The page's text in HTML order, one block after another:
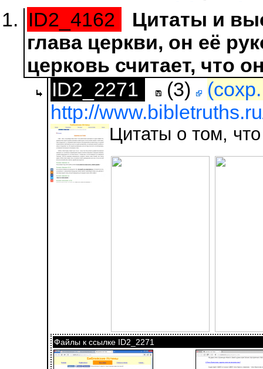
ID2_4162
Цитаты и
глава церкви, он её
церковь считает, что
ID2_2271
(3)
http://
Цитаты о том,
Файлы к ссылке ID2_2271